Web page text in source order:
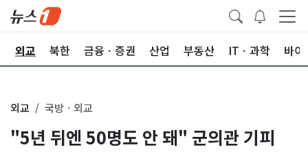
외교 북한 금융ㆍ증권 산업 부동산 ITㆍ과학 바이
외교 국방ㆍ외교
"5년 뒤엔 50명도 안 돼" 군의관 기피